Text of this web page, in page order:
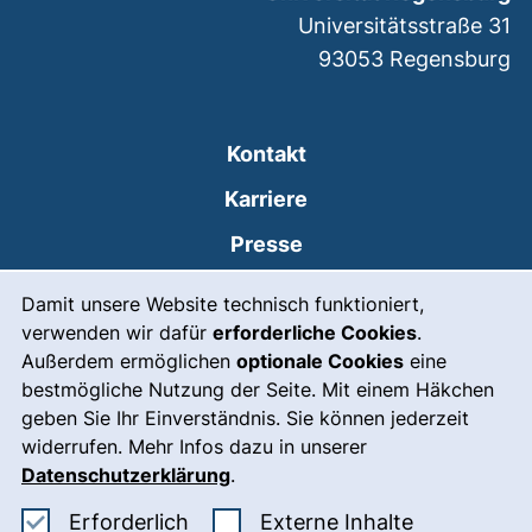
Damit unsere Website technisch funktioniert,
verwenden wir dafür erforderliche Cookies.
Außerdem ermöglichen optionale Cookies eine
bestmögliche Nutzung der Seite. Mit einem Häkchen
geben Sie Ihr Einverständnis. Sie können jederzeit
widerrufen. Mehr Infos dazu in unserer
Datenschutzerklärung.
Erforderlich Erforderliche Cookies akzeptieren
Externe Inhalte: Externe
Kontakt
Karriere
Presse
Leichte Sprache
Gebärdensprache
Notfall(externer Link, öffnet
Impressum
Barrierefreiheit
Universitätsstraße 31
93053 Regensburg